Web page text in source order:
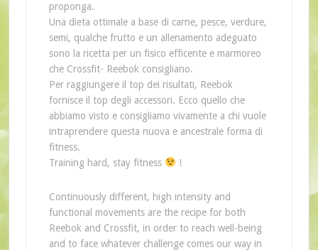
proponga.
Una dieta ottimale a base di carne, pesce, verdure,
semi, qualche frutto e un allenamento adeguato
sono la ricetta per un fisico efficente e marmoreo
che Crossfit- Reebok consigliano.
Per raggiungere il top dei risultati, Reebok
fornisce il top degli accessori. Ecco quello che
abbiamo visto e consigliamo vivamente a chi vuole
intraprendere questa nuova e ancestrale forma di
fitness.
Training hard, stay fitness
!
Continuously different, high intensity and
functional movements are the recipe for both
Reebok and Crossfit, in order to reach well-being
and to face whatever challenge comes our way in